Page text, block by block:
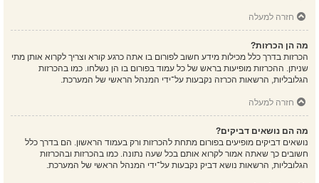
חזרה למעלה
מה הן הכרזות?
הכרזות בדרך כלל מכילות מידע חשוב לפורום בו אתה כרגע קורא וצריך לקרוא אותן מתי
שניתן. ההכרזות מופיעות בראש של כל עמוד בפורום בו הן נשלחו. כמו בהכרזות
הגלובליות, הרשאות הכרזה נקבעות על־ידי המנהל הראשי של המערכת.
חזרה למעלה
מה הם נושאים דביקים?
נושאים דביקים מופיעים בפורום מתחת להכרזות ורק בעמוד הראשון. הם בדרך כלל
חשובים כך שאתה אמור לקרוא אותם בכל שעה נתונה. כמו בהכרזות ובהכרזות
הגלובליות, הרשאות נושא דביק נקבעות על־ידי המנהל הראשי של המערכת.